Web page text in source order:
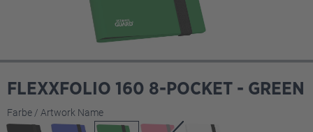
FLEXXFOLIO 160 8-POCKET - GREEN
Farbe / Artwork Nameauswählen